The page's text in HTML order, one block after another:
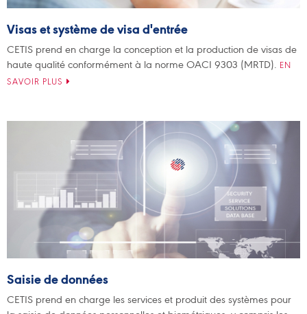
Visas et système de visa d'entrée
CETIS prend en charge la conception et la production de visas de
haute qualité conformément à la norme OACI 9303 (MRTD). EN
SAVOIR PLUS
Saisie de données
CETIS prend en charge les services et produit des systèmes pour